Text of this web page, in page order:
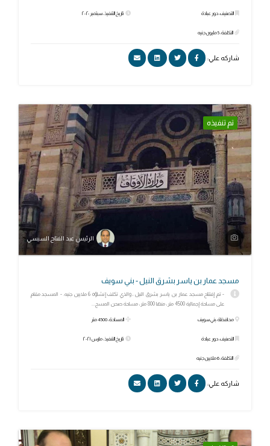
التصنيف: دور عبادة
التكلفة: 5 مليون جنيه
تاريخ التنفيذ: سبتمبر ٢٠٢٠
شاركه علي:
تم تنفيذه
الرئيس عبد الفتاح السيسي
مسجد عمار بن ياسر بشرق النيل - بني سويف
- تم إفتتاح مسجد عمار بن ياسر بشرق النيل ، والذي تكلف إنشاؤه 6 ملايين جنيه. - المسجد مقام
على مساحة إجمالية 4500 متر، منها 800 متر، مساحة صحن المسج...
محافظة: بني سويف
التصنيف: دور عبادة
التكلفة: 6 ملايين جنيه
المساحة: 4500 متر
تاريخ التنفيذ: مارس ٢٠٢١
شاركه علي: